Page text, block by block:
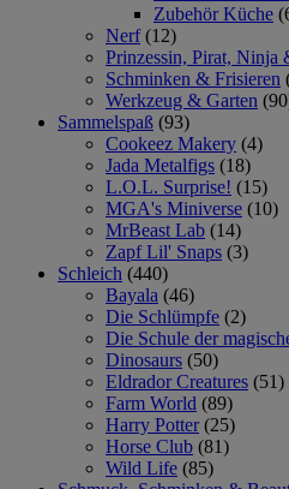
Zubehör Küche
Nerf (12)
Prinzessin, Pirat, Ninja
Schminken & Frisieren
Werkzeug & Garten
Sammelspaß (93)
Cookeez Makery (4)
Jada Metalfigs (18)
L.O.L. Surprise! (15)
MGA's Miniverse (10)
MrBeast Lab (14)
Zapf Lil' Snaps (3)
Schleich (440)
Bayala (46)
Die Schlümpfe (2)
Die Schule der
Dinosaurs (50)
Eldrador Creatures (51)
Farm World (89)
Harry Potter (25)
Horse Club (81)
Wild Life (85)